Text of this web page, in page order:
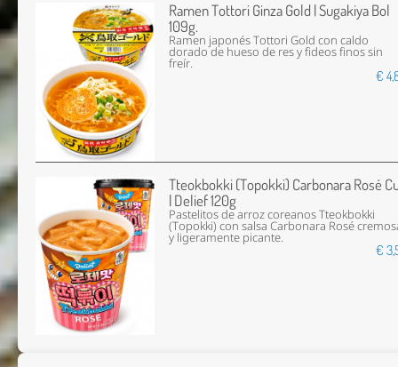
Ramen Tottori Ginza Gold | Sugakiya Bol
109g.
Ramen japonés Tottori Gold con caldo
dorado de hueso de res y fideos finos sin
freír.
€
Tteokbokki (Topokki) Carbonara Rosé
| Delief 120g
Pastelitos de arroz coreanos Tteokbokki
(Topokki) con salsa Carbonara Rosé
y ligeramente picante.
€